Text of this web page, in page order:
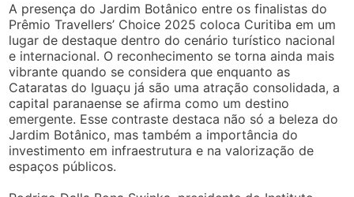
A presença do Jardim Botânico entre os finalistas do
Prêmio Travellers’ Choice 2025 coloca Curitiba em um
lugar de destaque dentro do cenário turístico nacional
e internacional. O reconhecimento se torna ainda mais
vibrante quando se considera que enquanto as
Cataratas do Iguaçu já são uma atração consolidada, a
capital paranaense se afirma como um destino
emergente. Esse contraste destaca não só a beleza do
Jardim Botânico, mas também a importância do
investimento em infraestrutura e na valorização de
espaços públicos.